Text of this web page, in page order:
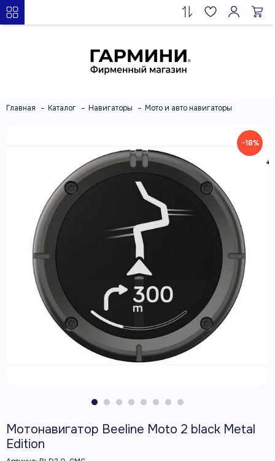
Главная Каталог Навигаторы Мото и авто навигаторы
−18%
Мотонавигатор Beeline Moto 2 black Metal
Edition